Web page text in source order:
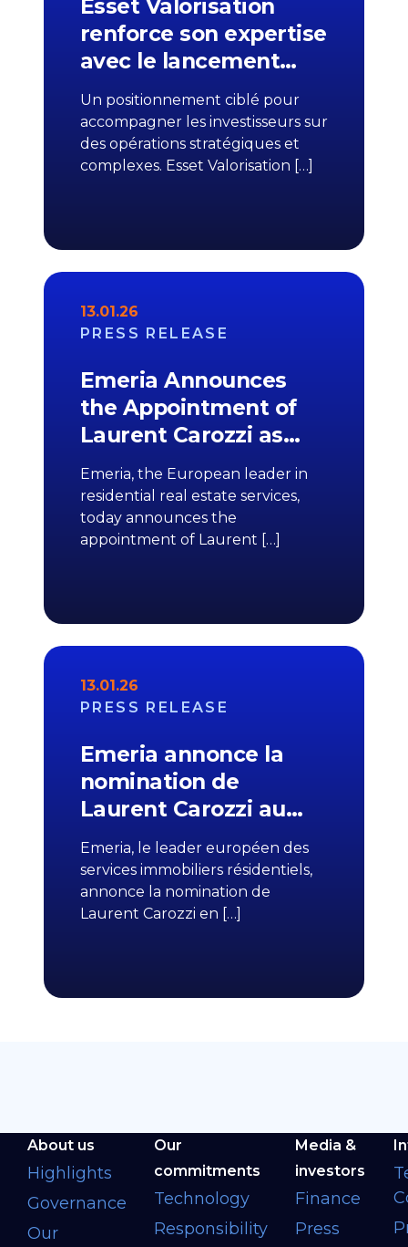
Esset Valorisation
renforce son expertise
avec le lancement…
Un positionnement ciblé pour
accompagner les investisseurs sur
des opérations stratégiques et
complexes. Esset Valorisation […]
13.01.26
PRESS RELEASE
Emeria Announces
the Appointment of
Laurent Carozzi as…
Emeria, the European leader in
residential real estate services,
today announces the
appointment of Laurent […]
13.01.26
PRESS RELEASE
Emeria annonce la
nomination de
Laurent Carozzi au…
Emeria, le leader européen des
services immobiliers résidentiels,
annonce la nomination de
Laurent Carozzi en […]
About us
Highlights
Governance
Our
Our
commitments
Technology
Responsibility
Media &
investors
Finance
Press